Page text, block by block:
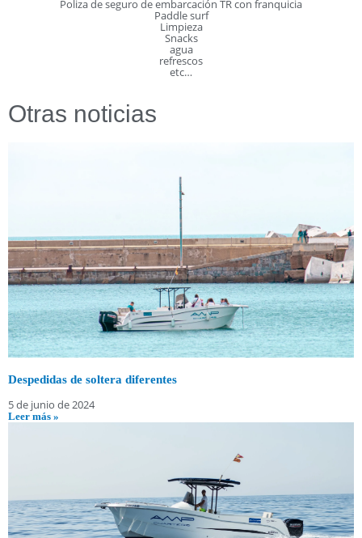
Poliza de seguro de embarcación TR con franquicia
Paddle surf
Limpieza
Snacks
agua
refrescos
etc…
Otras noticias
Despedidas de soltera diferentes
5 de junio de 2024
Leer más »